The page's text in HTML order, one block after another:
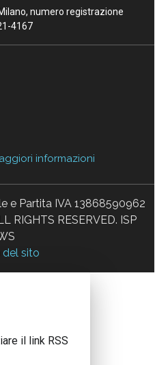
numero registrazione
4167
informazioni
e Partita IVA 13868590962
RIGHTS RESERVED. ISP
del sito
il link RSS